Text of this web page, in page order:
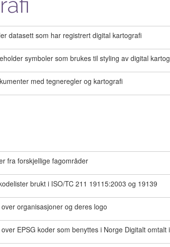
datasett som har registrert digital kartografi
symboler som brukes til styling av digital
med tegneregler og kartografi
fra forskjellige fagområder
brukt i ISO/TC 211 19115:2003 og 19139
organisasjoner og deres logo
EPSG koder som benyttes i Norge Digitalt